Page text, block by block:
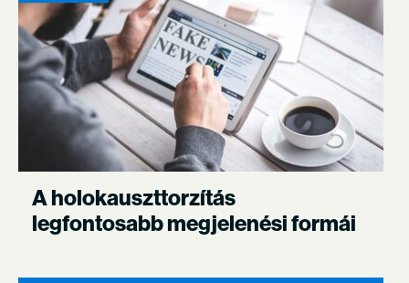
A holokauszttorzítás
legfontosabb megjelenési formái